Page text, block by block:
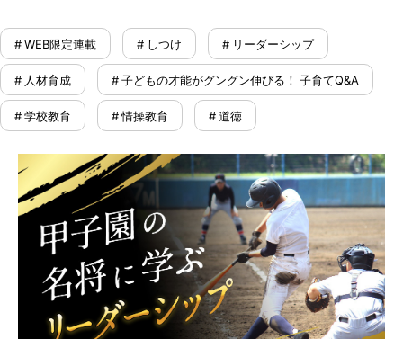
# WEB限定連載 # しつけ # リーダーシップ
# 人材育成 # 子どもの才能がグングン伸びる！ 子育てQ&A
# 学校教育 # 情操教育 # 道徳